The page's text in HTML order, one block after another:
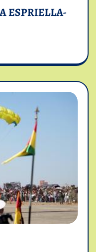
ESPRIELLA-